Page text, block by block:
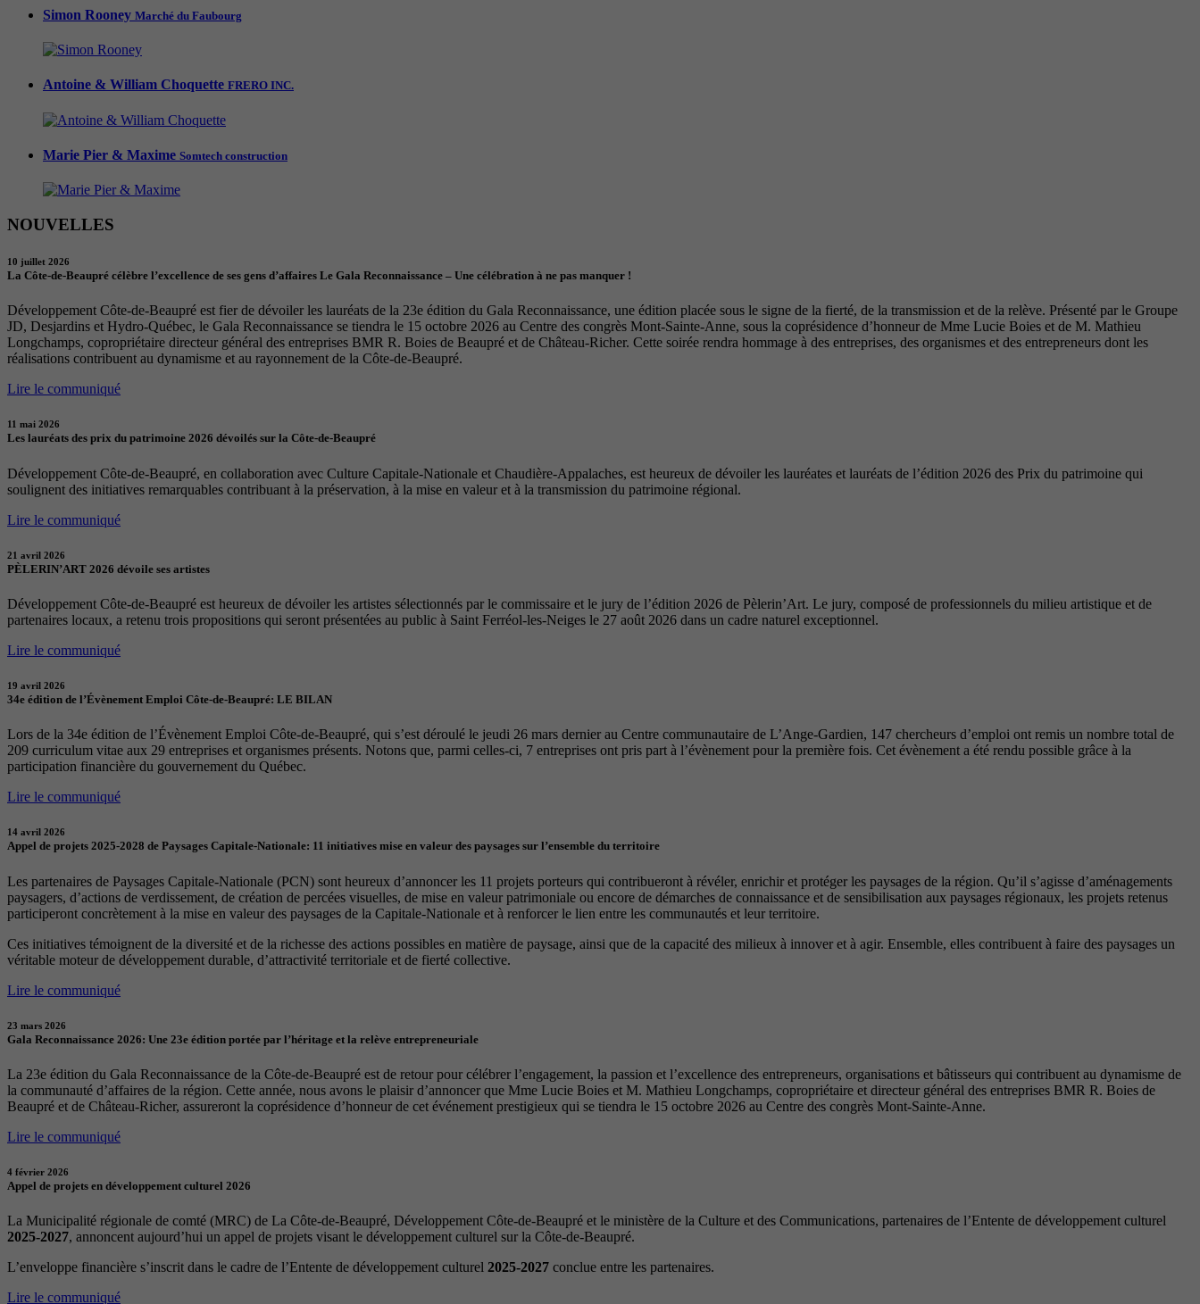
Simon Rooney Marché du Faubourg
Antoine & William Choquette FRERO INC.
Marie Pier & Maxime Somtech construction
NOUVELLES
10 juillet 2026
La Côte-de-Beaupré célèbre l’excellence de ses gens d’affaires Le Gala Reconnaissance – Une célébration à ne pas manquer !
Développement Côte-de-Beaupré est fier de dévoiler les lauréats de la 23e édition du Gala Reconnaissance, une édition placée sous le signe de la fierté, de la transmission et de la relève. Présenté par le Groupe
JD, Desjardins et Hydro-Québec, le Gala Reconnaissance se tiendra le 15 octobre 2026 au Centre des congrès Mont-Sainte-Anne, sous la coprésidence d’honneur de Mme Lucie Boies et de M. Mathieu
Longchamps, copropriétaire directeur général des entreprises BMR R. Boies de Beaupré et de Château-Richer. Cette soirée rendra hommage à des entreprises, des organismes et des entrepreneurs dont les
réalisations contribuent au dynamisme et au rayonnement de la Côte-de-Beaupré.
Lire le communiqué
11 mai 2026
Les lauréats des prix du patrimoine 2026 dévoilés sur la Côte-de-Beaupré
Développement Côte-de-Beaupré, en collaboration avec Culture Capitale-Nationale et Chaudière-Appalaches, est heureux de dévoiler les lauréates et lauréats de l’édition 2026 des Prix du patrimoine qui
soulignent des initiatives remarquables contribuant à la préservation, à la mise en valeur et à la transmission du patrimoine régional.
Lire le communiqué
21 avril 2026
PÈLERIN’ART 2026 dévoile ses artistes
Développement Côte-de-Beaupré est heureux de dévoiler les artistes sélectionnés par le commissaire et le jury de l’édition 2026 de Pèlerin’Art. Le jury, composé de professionnels du milieu artistique et de
partenaires locaux, a retenu trois propositions qui seront présentées au public à Saint Ferréol-les-Neiges le 27 août 2026 dans un cadre naturel exceptionnel.
Lire le communiqué
19 avril 2026
34e édition de l’Évènement Emploi Côte-de-Beaupré: LE BILAN
Lors de la 34e édition de l’Évènement Emploi Côte-de-Beaupré, qui s’est déroulé le jeudi 26 mars dernier au Centre communautaire de L’Ange-Gardien, 147 chercheurs d’emploi ont remis un nombre total de
209 curriculum vitae aux 29 entreprises et organismes présents. Notons que, parmi celles-ci, 7 entreprises ont pris part à l’évènement pour la première fois. Cet évènement a été rendu possible grâce à la
participation financière du gouvernement du Québec.
Lire le communiqué
14 avril 2026
Appel de projets 2025-2028 de Paysages Capitale-Nationale: 11 initiatives mise en valeur des paysages sur l’ensemble du territoire
Les partenaires de Paysages Capitale-Nationale (PCN) sont heureux d’annoncer les 11 projets porteurs qui contribueront à révéler, enrichir et protéger les paysages de la région. Qu’il s’agisse d’aménagements
paysagers, d’actions de verdissement, de création de percées visuelles, de mise en valeur patrimoniale ou encore de démarches de connaissance et de sensibilisation aux paysages régionaux, les projets retenus
participeront concrètement à la mise en valeur des paysages de la Capitale-Nationale et à renforcer le lien entre les communautés et leur territoire.
Ces initiatives témoignent de la diversité et de la richesse des actions possibles en matière de paysage, ainsi que de la capacité des milieux à innover et à agir. Ensemble, elles contribuent à faire des paysages un
véritable moteur de développement durable, d’attractivité territoriale et de fierté collective.
Lire le communiqué
23 mars 2026
Gala Reconnaissance 2026: Une 23e édition portée par l’héritage et la relève entrepreneuriale
La 23e édition du Gala Reconnaissance de la Côte-de-Beaupré est de retour pour célébrer l’engagement, la passion et l’excellence des entrepreneurs, organisations et bâtisseurs qui contribuent au dynamisme de
la communauté d’affaires de la région. Cette année, nous avons le plaisir d’annoncer que Mme Lucie Boies et M. Mathieu Longchamps, copropriétaire et directeur général des entreprises BMR R. Boies de
Beaupré et de Château-Richer, assureront la coprésidence d’honneur de cet événement prestigieux qui se tiendra le 15 octobre 2026 au Centre des congrès Mont-Sainte-Anne.
Lire le communiqué
4 février 2026
Appel de projets en développement culturel 2026
La Municipalité régionale de comté (MRC) de La Côte-de-Beaupré, Développement Côte-de-Beaupré et le ministère de la Culture et des Communications, partenaires de l’Entente de développement culturel
2025-2027, annoncent aujourd’hui un appel de projets visant le développement culturel sur la Côte-de-Beaupré.
L’enveloppe financière s’inscrit dans le cadre de l’Entente de développement culturel 2025-2027 conclue entre les partenaires.
Lire le communiqué